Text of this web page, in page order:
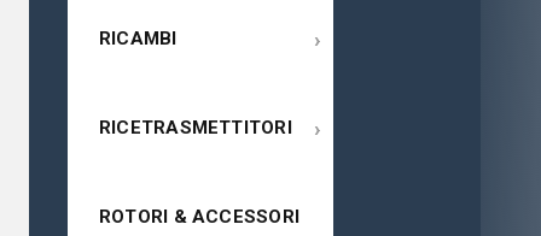
RICAMBI ›
RICETRASMETTITORI ›
ROTORI & ACCESSORI